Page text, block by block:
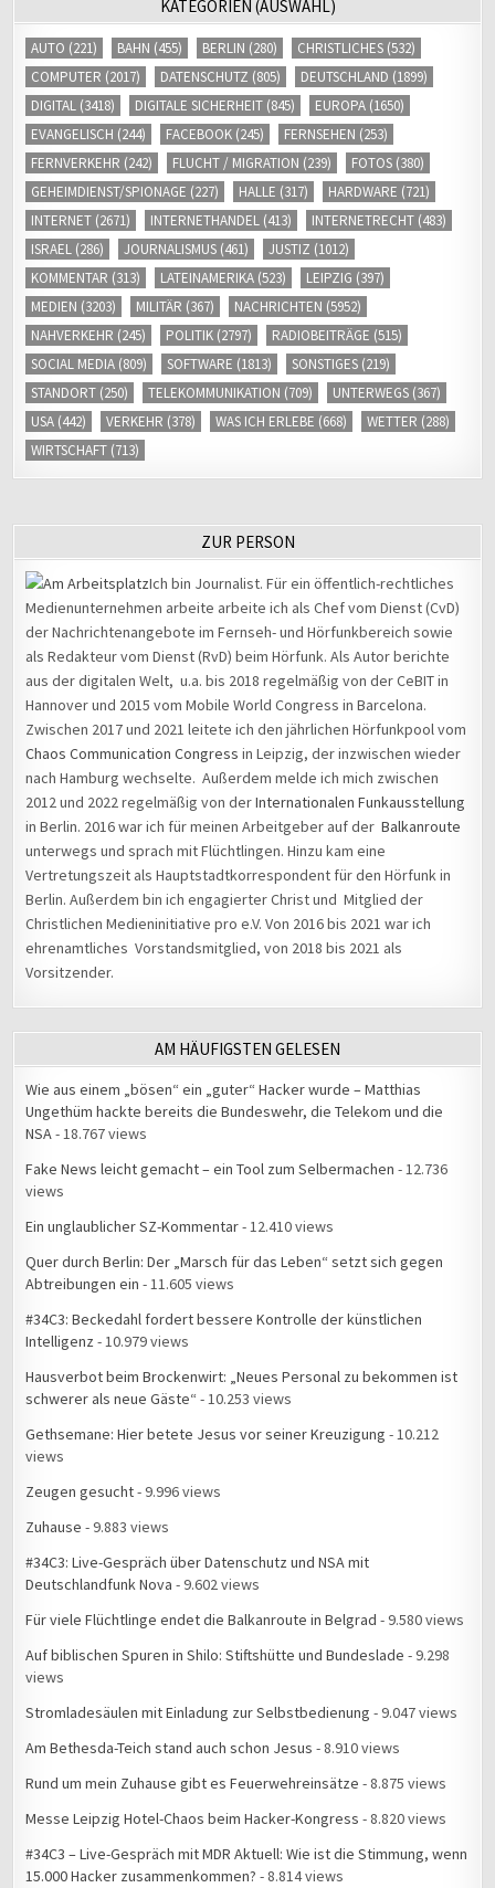
KATEGORIEN (AUSWAHL)
AUTO (221) BAHN (455) BERLIN (280) CHRISTLICHES (532)
COMPUTER (2017) DATENSCHUTZ (805) DEUTSCHLAND (1899)
DIGITAL (3418) DIGITALE SICHERHEIT (845) EUROPA (1650)
EVANGELISCH (244) FACEBOOK (245) FERNSEHEN (253)
FERNVERKEHR (242) FLUCHT / MIGRATION (239) FOTOS (380)
GEHEIMDIENST/SPIONAGE (227) HALLE (317) HARDWARE (721)
INTERNET (2671) INTERNETHANDEL (413) INTERNETRECHT (483)
ISRAEL (286) JOURNALISMUS (461) JUSTIZ (1012)
KOMMENTAR (313) LATEINAMERIKA (523) LEIPZIG (397)
MEDIEN (3203) MILITÄR (367) NACHRICHTEN (5952)
NAHVERKEHR (245) POLITIK (2797) RADIOBEITRÄGE (515)
SOCIAL MEDIA (809) SOFTWARE (1813) SONSTIGES (219)
STANDORT (250) TELEKOMMUNIKATION (709) UNTERWEGS (367)
USA (442) VERKEHR (378) WAS ICH ERLEBE (668) WETTER (288)
WIRTSCHAFT (713)
ZUR PERSON
Ich bin Journalist. Für ein öffentlich-rechtliches
Medienunternehmen arbeite arbeite ich als Chef vom Dienst (CvD)
der Nachrichtenangebote im Fernseh- und Hörfunkbereich sowie
als Redakteur vom Dienst (RvD) beim Hörfunk. Als Autor berichte
aus der digitalen Welt, u.a. bis 2018 regelmäßig von der CeBIT in
Hannover und 2015 vom Mobile World Congress in Barcelona.
Zwischen 2017 und 2021 leitete ich den jährlichen Hörfunkpool vom
Chaos Communication Congress in Leipzig, der inzwischen wieder
nach Hamburg wechselte. Außerdem melde ich mich zwischen
2012 und 2022 regelmäßig von derInternationalen Funkausstellung
in Berlin. 2016 war ich für meinen Arbeitgeber auf derBalkanroute
unterwegs und sprach mit Flüchtlingen. Hinzu kam eine
Vertretungszeit als Hauptstadtkorrespondent für den Hörfunk in
Berlin. Außerdem bin ich engagierter Christ und Mitglied der
Christlichen Medieninitiative pro e.V. Von 2016 bis 2021 war ich
ehrenamtliches Vorstandsmitglied, von 2018 bis 2021 als
Vorsitzender.
AM HÄUFIGSTEN GELESEN
Wie aus einem „bösen“ ein „guter“ Hacker wurde – Matthias
Ungethüm hackte bereits die Bundeswehr, die Telekom und die
NSA- 18.767 views
Fake News leicht gemacht – ein Tool zum Selbermachen - 12.736
views
Ein unglaublicher SZ-Kommentar- 12.410 views
Quer durch Berlin: Der „Marsch für das Leben“ setzt sich gegen
Abtreibungen ein - 11.605 views
#34C3: Beckedahl fordert bessere Kontrolle der künstlichen
Intelligenz - 10.979 views
Hausverbot beim Brockenwirt: „Neues Personal zu bekommen ist
schwerer als neue Gäste“ - 10.253 views
Gethsemane: Hier betete Jesus vor seiner Kreuzigung - 10.212
views
Zeugen gesucht- 9.996 views
Zuhause - 9.883 views
#34C3: Live-Gespräch über Datenschutz und NSA mit
Deutschlandfunk Nova - 9.602 views
Für viele Flüchtlinge endet die Balkanroute in Belgrad - 9.580 views
Auf biblischen Spuren in Shilo: Stiftshütte und Bundeslade - 9.298
views
Stromladesäulen mit Einladung zur Selbstbedienung - 9.047 views
Am Bethesda-Teich stand auch schon Jesus - 8.910 views
Rund um mein Zuhause gibt es Feuerwehreinsätze - 8.875 views
Messe Leipzig Hotel-Chaos beim Hacker-Kongress - 8.820 views
#34C3 – Live-Gespräch mit MDR Aktuell: Wie ist die Stimmung, wenn
15.000 Hacker zusammenkommen? - 8.814 views